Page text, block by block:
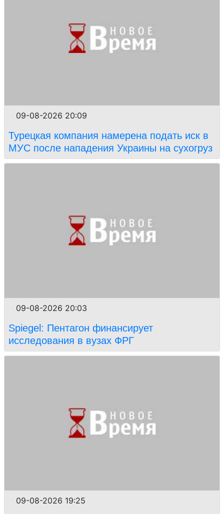
09-08-2026 20:09
Турецкая компания намерена подать иск в
МУС после нападения Украины на сухогруз
09-08-2026 20:03
Spiegel: Пентагон финансирует
исследования в вузах ФРГ
09-08-2026 19:25